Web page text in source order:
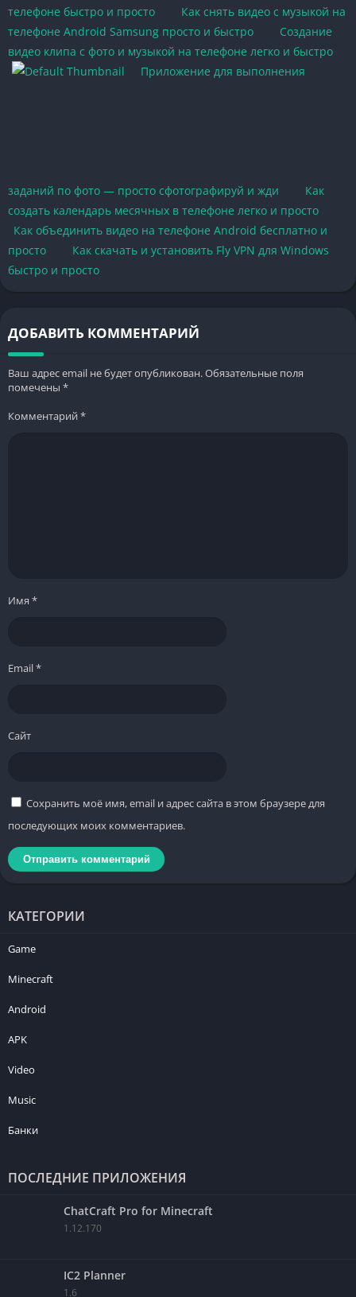
телефоне быстро и просто
Как снять видео с музыкой на
телефоне Android Samsung просто и быстро
Создание
видео клипа с фото и музыкой на телефоне легко и быстро
Приложение для выполнения
заданий по фото — просто сфотографируй и жди
Как
создать календарь месячных в телефоне легко и просто
Как объединить видео на телефоне Android бесплатно и
просто
Как скачать и установить Fly VPN для Windows
быстро и просто
ДОБАВИТЬ КОММЕНТАРИЙ
Ваш адрес email не будет опубликован.Обязательные поля
помечены *
Комментарий*
Имя *
Email*
Сайт
Сохранить моё имя, email и адрес сайта в этом браузере для
последующих моих комментариев.
КАТЕГОРИИ
Game
Minecraft
Android
APK
Video
Music
Банки
ПОСЛЕДНИЕ ПРИЛОЖЕНИЯ
ChatCraft Pro for Minecraft
1.12.170
IC2 Planner
1.6